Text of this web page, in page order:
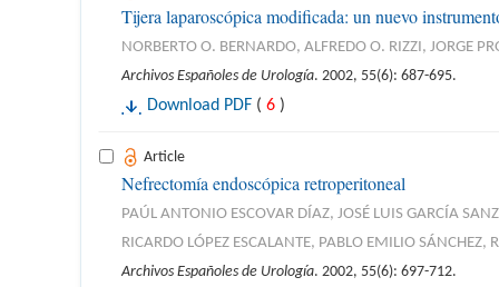
Tijera laparoscópica modificada: un nuevo
NORBERTO O. BERNARDO, ALFREDO O. RIZZI, JORGE
Archivos Españoles de Urología. 2002, 55(6): 687-695.
Download PDF ( 6 )
Article
Nefrectomía endoscópica retroperitoneal
PAÚL ANTONIO ESCOVAR DÍAZ, JOSÉ LUIS GARCÍA
RICARDO LÓPEZ ESCALANTE, PABLO EMILIO SÁNCHEZ,
Archivos Españoles de Urología. 2002, 55(6): 697-712.